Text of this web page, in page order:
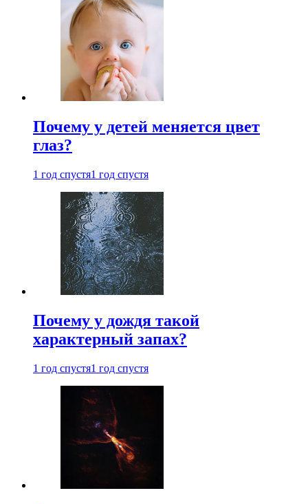
Почему у детей меняется цвет
глаз?
1 год спустя1 год спустя
Почему у дождя такой
характерный запах?
1 год спустя1 год спустя